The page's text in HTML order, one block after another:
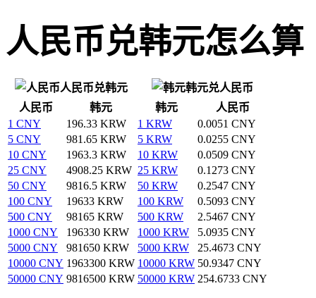
人民币兑韩元怎么算
人民币兑韩元
韩元兑人民币
人民币
韩元 韩元
人民币
1 CNY
196.33 KRW 1 KRW
0.0051 CNY
5 CNY
981.65 KRW 5 KRW
0.0255 CNY
10 CNY
1963.3 KRW 10 KRW
0.0509 CNY
25 CNY
4908.25 KRW 25 KRW
0.1273 CNY
50 CNY
9816.5 KRW 50 KRW
0.2547 CNY
100 CNY
19633 KRW 100 KRW
0.5093 CNY
500 CNY
98165 KRW 500 KRW
2.5467 CNY
1000 CNY
196330 KRW 1000 KRW
5.0935 CNY
5000 CNY
981650 KRW 5000 KRW
25.4673 CNY
10000 CNY 1963300 KRW 10000 KRW 50.9347 CNY
50000 CNY 9816500 KRW 50000 KRW 254.6733 CNY